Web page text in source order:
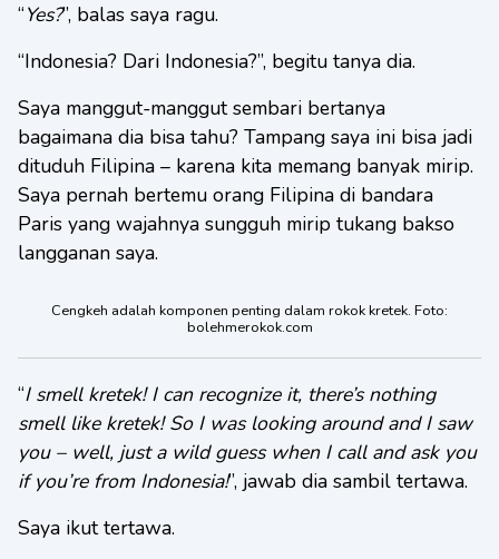
“Yes?”, balas saya ragu.
“Indonesia? Dari Indonesia?”, begitu tanya dia.
Saya manggut-manggut sembari bertanya
bagaimana dia bisa tahu? Tampang saya ini bisa jadi
dituduh Filipina – karena kita memang banyak mirip.
Saya pernah bertemu orang Filipina di bandara
Paris yang wajahnya sungguh mirip tukang bakso
langganan saya.
Cengkeh adalah komponen penting dalam rokok kretek. Foto:
bolehmerokok.com
“I smell kretek! I can recognize it, there’s nothing
smell like kretek! So I was looking around and I saw
you – well, just a wild guess when I call and ask you
if you’re from Indonesia!”, jawab dia sambil tertawa.
Saya ikut tertawa.